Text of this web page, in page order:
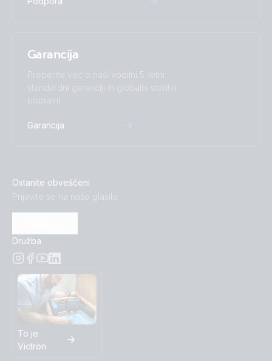
BlueSolar MPPT 75-15.PT03
BlueSolar MPPT 75-15.PT04
BlueSolar MPPT 75-15.PT05
BlueSolar MPPT 75-15.PT07
Garancija
Preberite več o naši vodilni 5-letni
standardni garanciji in globalni storitvi
popravil.
Garancija
Ostanite obveščeni
Prijavite se na našo glasilo
Družba
To je
Victron